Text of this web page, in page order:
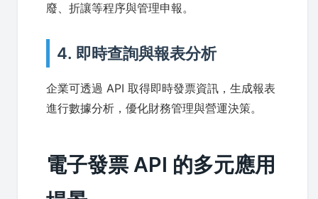
廢、折讓等程序與管理申報。
4. 即時查詢與報表分析
企業可透過 API 取得即時發票資訊，生成報表
進行數據分析，優化財務管理與營運決策。
電子發票 API 的多元應用